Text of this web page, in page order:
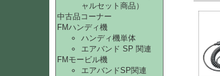
ャルセット商品）
中古品コーナー
FMハンディ機
ハンディ機単体
エアバンド SP 関連
FMモービル機
エアバンドSP関連